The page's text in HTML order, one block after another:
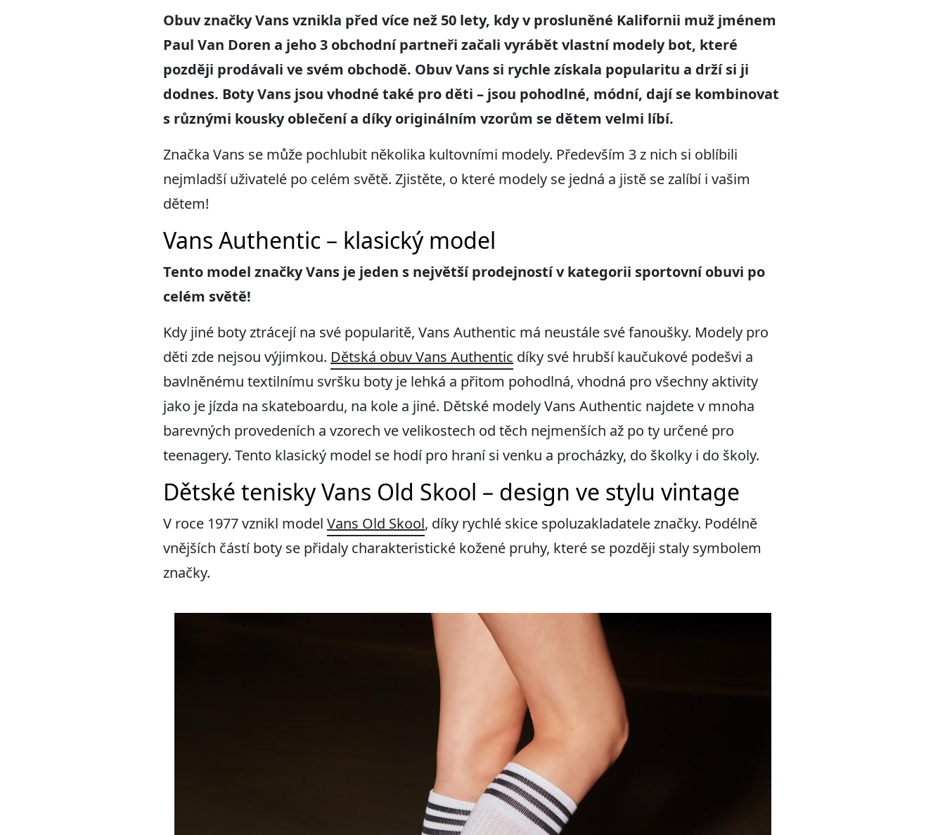
Obuv značky Vans vznikla před více než 50 lety, kdy v prosluněné Kalifornii muž jménem
Paul Van Doren a jeho 3 obchodní partneři začali vyrábět vlastní modely bot, které
později prodávali ve svém obchodě. Obuv Vans si rychle získala popularitu a drží si ji
dodnes. Boty Vans jsou vhodné také pro děti – jsou pohodlné, módní, dají se kombinovat
s různými kousky oblečení a díky originálním vzorům se dětem velmi líbí.
Značka Vans se může pochlubit několika kultovními modely. Především 3 z nich si oblíbili
nejmladší uživatelé po celém světě. Zjistěte, o které modely se jedná a jistě se zalíbí i vašim
dětem!
Vans Authentic – klasický model
Tento model značky Vans je jeden s největší prodejností v kategorii sportovní obuvi po
celém světě!
Kdy jiné boty ztrácejí na své popularitě, Vans Authentic má neustále své fanoušky. Modely pro
děti zde nejsou výjimkou. Dětská obuv Vans Authentic díky své hrubší kaučukové podešvi a
bavlněnému textilnímu svršku boty je lehká a přitom pohodlná, vhodná pro všechny aktivity
jako je jízda na skateboardu, na kole a jiné. Dětské modely Vans Authentic najdete v mnoha
barevných provedeních a vzorech ve velikostech od těch nejmenších až po ty určené pro
teenagery. Tento klasický model se hodí pro hraní si venku a procházky, do školky i do školy.
Dětské tenisky Vans Old Skool – design ve stylu vintage
V roce 1977 vznikl model Vans Old Skool, díky rychlé skice spoluzakladatele značky. Podélně
vnějších částí boty se přidaly charakteristické kožené pruhy, které se později staly symbolem
značky.